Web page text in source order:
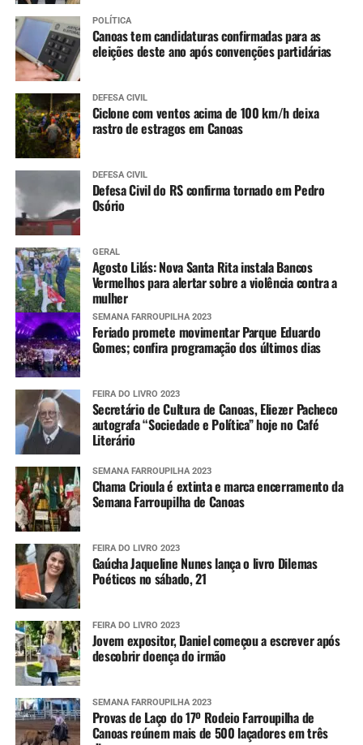
POLÍTICA
Canoas tem candidaturas confirmadas para as
eleições deste ano após convenções partidárias
DEFESA CIVIL
Ciclone com ventos acima de 100 km/h deixa
rastro de estragos em Canoas
DEFESA CIVIL
Defesa Civil do RS confirma tornado em Pedro
Osório
GERAL
Agosto Lilás: Nova Santa Rita instala Bancos
Vermelhos para alertar sobre a violência contra a
mulher
SEMANA FARROUPILHA 2023
Feriado promete movimentar Parque Eduardo
Gomes; confira programação dos últimos dias
FEIRA DO LIVRO 2023
Secretário de Cultura de Canoas, Eliezer Pacheco
autografa “Sociedade e Política” hoje no Café
Literário
SEMANA FARROUPILHA 2023
Chama Crioula é extinta e marca encerramento da
Semana Farroupilha de Canoas
FEIRA DO LIVRO 2023
Gaúcha Jaqueline Nunes lança o livro Dilemas
Poéticos no sábado, 21
FEIRA DO LIVRO 2023
Jovem expositor, Daniel começou a escrever após
descobrir doença do irmão
SEMANA FARROUPILHA 2023
Provas de Laço do 17º Rodeio Farroupilha de
Canoas reúnem mais de 500 laçadores em três